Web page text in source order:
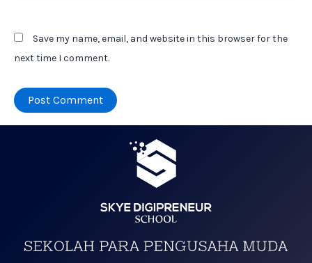
Save my name, email, and website in this browser for the
next time I comment.